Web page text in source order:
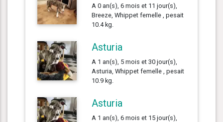
A 0 an(s), 6 mois et 11 jour(s),
Breeze, Whippet femelle , pesait
10.4 kg.
Asturia
A 1 an(s), 5 mois et 30 jour(s),
Asturia, Whippet femelle , pesait
10.9 kg.
Asturia
A 1 an(s), 6 mois et 15 jour(s),